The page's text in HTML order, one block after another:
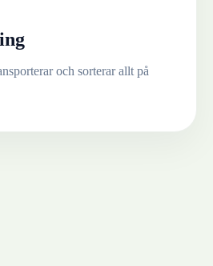
och sorterar allt på